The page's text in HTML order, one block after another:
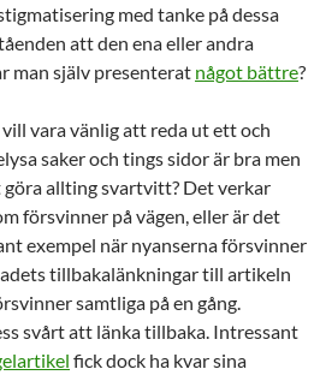
med tanke på dessa
att den ena eller andra
man själv presenterat något bättre?
vara vänlig att reda ut ett och
saker och tings sidor är bra men
allting svartvitt? Det verkar
försvinner på vägen, eller är det
exempel när nyanserna försvinner
tillbakalänkningar till artikeln
samtliga på en gång.
svårt att länka tillbaka. Intressant
fick dock ha kvar sina